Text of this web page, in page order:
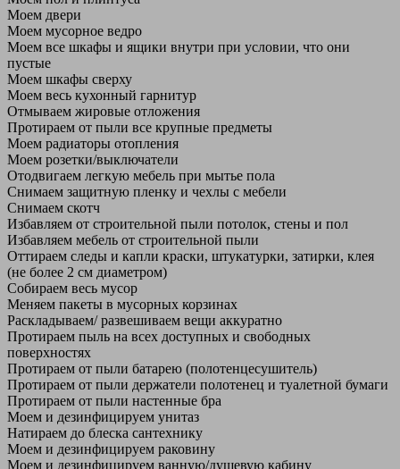
Моем двери
Моем мусорное ведро
Моем все шкафы и ящики внутри при условии, что они
пустые
Моем шкафы сверху
Моем весь кухонный гарнитур
Отмываем жировые отложения
Протираем от пыли все крупные предметы
Моем радиаторы отопления
Моем розетки/выключатели
Отодвигаем легкую мебель при мытье пола
Снимаем защитную пленку и чехлы с мебели
Снимаем скотч
Избавляем от строительной пыли потолок, стены и пол
Избавляем мебель от строительной пыли
Оттираем следы и капли краски, штукатурки, затирки, клея
(не более 2 см диаметром)
Собираем весь мусор
Меняем пакеты в мусорных корзинах
Раскладываем/ развешиваем вещи аккуратно
Протираем пыль на всех доступных и свободных
поверхностях
Протираем от пыли батарею (полотенцесушитель)
Протираем от пыли держатели полотенец и туалетной бумаги
Протираем от пыли настенные бра
Моем и дезинфицируем унитаз
Натираем до блеска сантехнику
Моем и дезинфицируем раковину
Моем и дезинфицируем ванную/душевую кабину